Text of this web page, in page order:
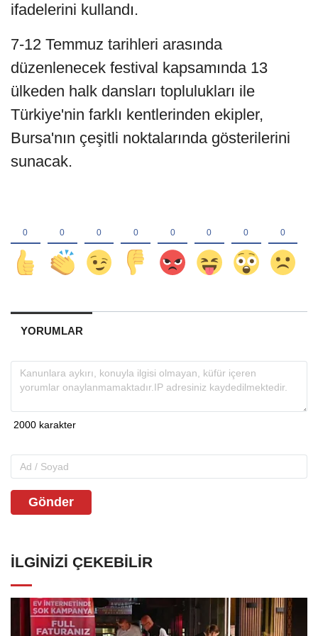
ifadelerini kullandı.
7-12 Temmuz tarihleri arasında
düzenlenecek festival kapsamında 13
ülkeden halk dansları toplulukları ile
Türkiye'nin farklı kentlerinden ekipler,
Bursa'nın çeşitli noktalarında gösterilerini
sunacak.
YORUMLAR
Gönder
İLGINIZI ÇEKEBILIR